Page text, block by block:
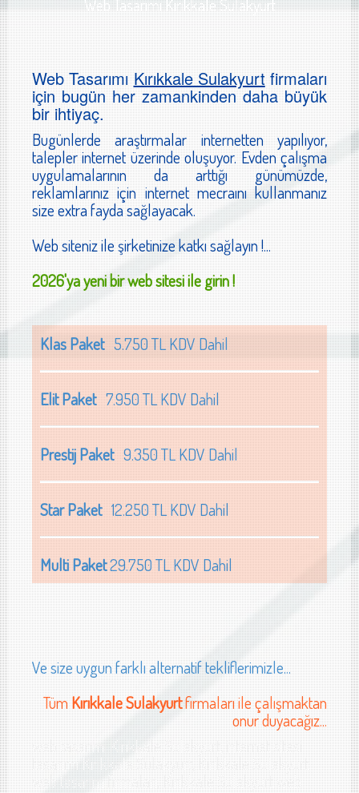
Web Tasarımı Kırıkkale Sulakyurt
Web TasarımıKırıkkale Sulakyurtfirmaları
için bugün her zamankinden daha büyük
bir ihtiyaç.
Bugünlerde araştırmalar internetten yapılıyor,
talepler internet üzerinde oluşuyor. Evden çalışma
uygulamalarının da arttığı günümüzde,
reklamlarınız için internet mecraını kullanmanız
size extra fayda sağlayacak.
Web siteniz ile şirketinize katkı sağlayın !...
2026'ya yeni bir web sitesi ile girin !
Klas Paket5.750 TL KDV Dahil
Elit Paket7.950 TL KDV Dahil
Prestij Paket9.350 TL KDV Dahil
Star Paket12.250 TL KDV Dahil
Multi Paket29.750 TL KDV Dahil
Ve size uygun farklı alternatif tekliflerimizle...
TümKırıkkale Sulakyurtfirmaları ile çalışmaktan
onur duyacağız...
web tasarımı Kırıkkale Sulakyurt, internet sitesi
tasarımı Kırıkkale Sulakyurt, Kırıkkale Sulakyurt
web tasarım firmaları, Kırıkkale Sulakyurt web